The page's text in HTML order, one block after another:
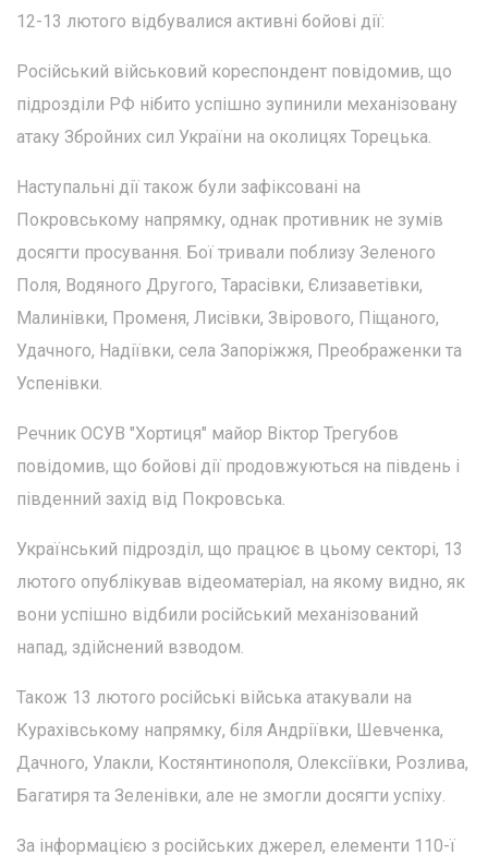
12-13 лютого відбувалися активні бойові дії:
Російський військовий кореспондент повідомив, що
підрозділи РФ нібито успішно зупинили механізовану
атаку Збройних сил України на околицях Торецька.
Наступальні дії також були зафіксовані на
Покровському напрямку, однак противник не зумів
досягти просування. Бої тривали поблизу Зеленого
Поля, Водяного Другого, Тарасівки, Єлизаветівки,
Малинівки, Променя, Лисівки, Звірового, Піщаного,
Удачного, Надіївки, села Запоріжжя, Преображенки та
Успенівки.
Речник ОСУВ "Хортиця" майор Віктор Трегубов
повідомив, що бойові дії продовжуються на південь і
південний захід від Покровська.
Український підрозділ, що працює в цьому секторі, 13
лютого опублікував відеоматеріал, на якому видно, як
вони успішно відбили російський механізований
напад, здійснений взводом.
Також 13 лютого російські війська атакували на
Курахівському напрямку, біля Андріївки, Шевченка,
Дачного, Улакли, Костянтинополя, Олексіївки, Розлива,
Багатиря та Зеленівки, але не змогли досягти успіху.
За інформацією з російських джерел, елементи 110-ї